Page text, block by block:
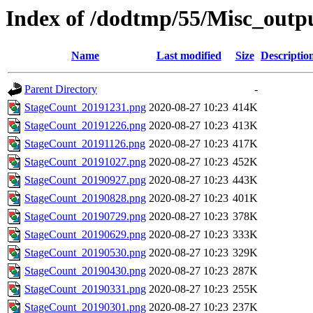
Index of /dodtmp/55/
Name Last modified Size
Parent Directory
-
StageCount_20191231.png 2020-08-27 10:23 414K
StageCount_20191226.png 2020-08-27 10:23 413K
StageCount_20191126.png 2020-08-27 10:23 417K
StageCount_20191027.png 2020-08-27 10:23 452K
StageCount_20190927.png 2020-08-27 10:23 443K
StageCount_20190828.png 2020-08-27 10:23 401K
StageCount_20190729.png 2020-08-27 10:23 378K
StageCount_20190629.png 2020-08-27 10:23 333K
StageCount_20190530.png 2020-08-27 10:23 329K
StageCount_20190430.png 2020-08-27 10:23 287K
StageCount_20190331.png 2020-08-27 10:23 255K
StageCount_20190301.png 2020-08-27 10:23 237K